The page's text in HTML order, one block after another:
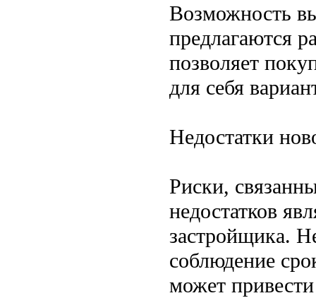
Возможность
предлагаются
позволяет
для себя
Недостатки
Риски,
недостатков
застройщика.
соблюдение
может